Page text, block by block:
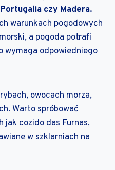
czy Madera.
warunkach pogodowych
a pogoda potrafi
wymaga odpowiedniego
owocach morza,
Warto spróbować
cozido das Furnas,
w szklarniach na